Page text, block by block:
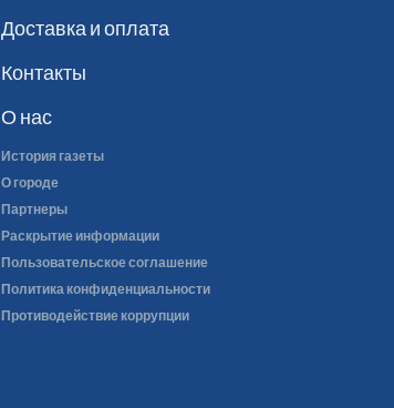
Доставка и оплата
Контакты
О нас
История газеты
О городе
Партнеры
Раскрытие информации
Пользовательское соглашение
Политика конфиденциальности
Противодействие коррупции